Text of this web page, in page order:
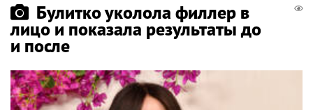
Булитко уколола филлер в
лицо и показала результаты до
и после